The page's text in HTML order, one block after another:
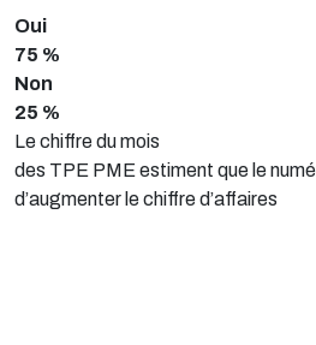
Oui
75 %
Non
25 %
Le chiffre du mois
des TPE PME estiment que le
d’augmenter le chiffre d’affaires